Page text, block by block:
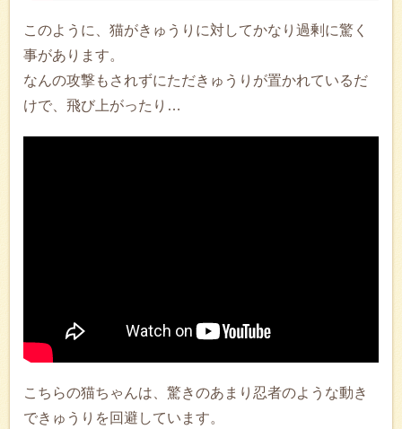
このように、猫がきゅうりに対してかなり過剰に驚く
事があります。
なんの攻撃もされずにただきゅうりが置かれているだ
けで、飛び上がったり…
こちらの猫ちゃんは、驚きのあまり忍者のような動き
できゅうりを回避しています。